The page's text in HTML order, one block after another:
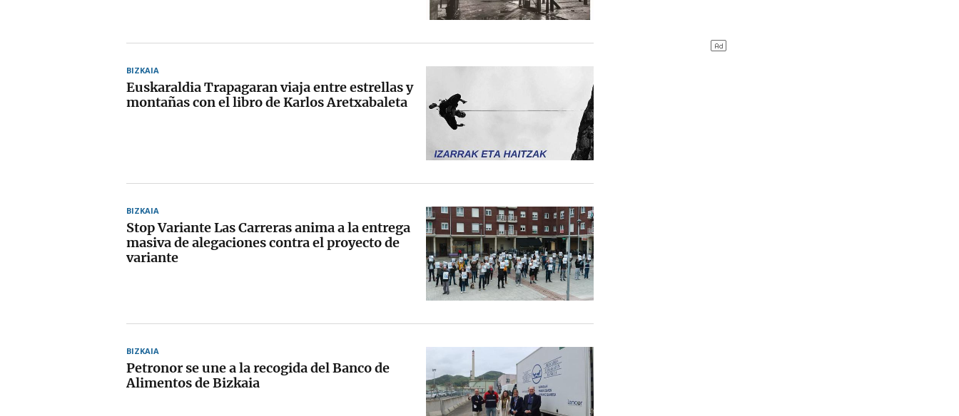
BIZKAIA
Euskaraldia Trapagaran viaja entre estrellas y
montañas con el libro de Karlos Aretxabaleta
BIZKAIA
Stop Variante Las Carreras anima a la entrega
masiva de alegaciones contra el proyecto de
variante
BIZKAIA
Petronor se une a la recogida del Banco de
Alimentos de Bizkaia